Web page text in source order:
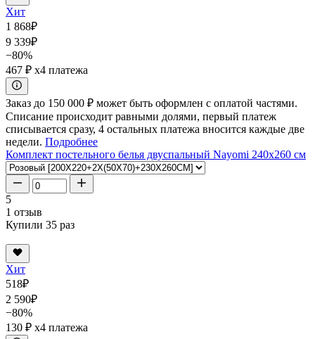
Хит
1 868₽
9 339₽
−80%
467 ₽ x4 платежа
Заказ до 150 000 ₽ может быть оформлен с оплатой частями.
Списание происходит равными долями, первый платеж
списывается сразу, 4 остальных платежа вносится каждые две
недели. Подробнее
Комплект постельного белья двуспальный Nayomi 240x260 см
5
1 отзыв
Купили 35 раз
Хит
518₽
2 590₽
−80%
130 ₽ x4 платежа